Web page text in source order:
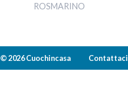
ROSMARINO
© 2026 Cuochincasa Contattaci